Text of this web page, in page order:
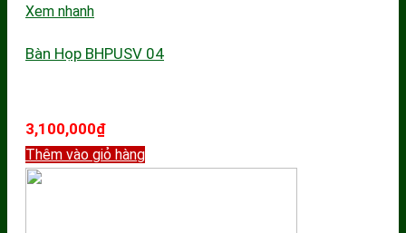
Xem nhanh
Bàn Họp BHPUSV 04
3,100,000₫
Thêm vào giỏ hàng